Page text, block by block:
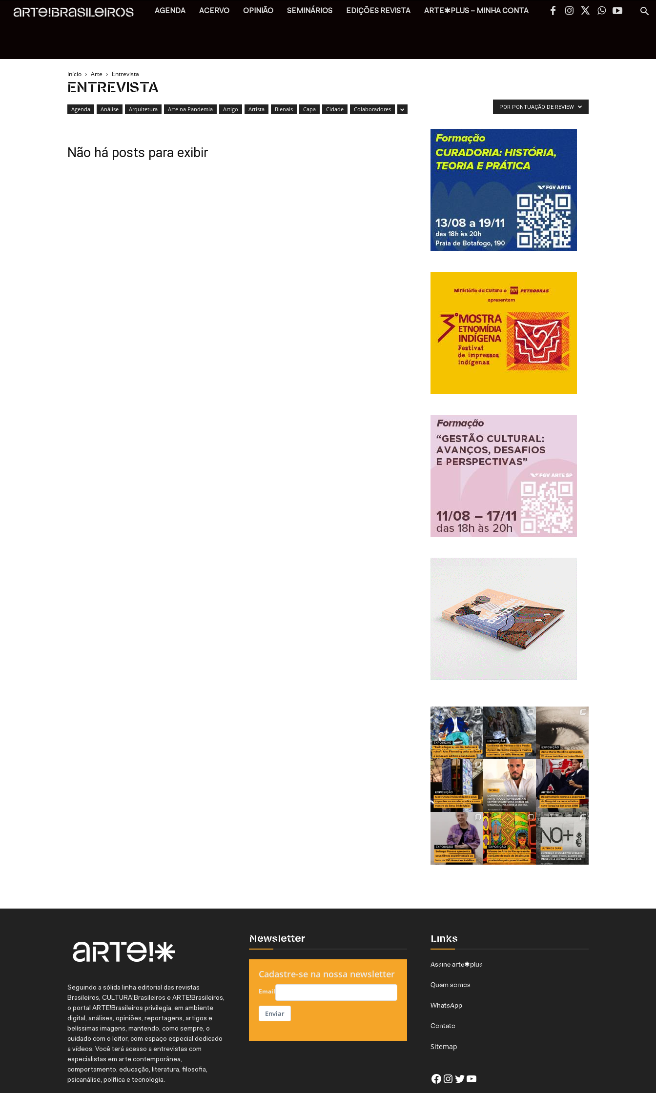
AGENDA ACERVO OPINIÃO SEMINÁRIOS EDIÇÕES REVISTA ARTE✱PLUS – MINHA CONTA
Início Arte Entrevista
ENTREVISTA
Agenda Análise Arquitetura Arte na Pandemia Artigo Artista Bienais Capa Cidade Colaboradores POR PONTUAÇÃO DE REVIEW
Não há posts para exibir
Seguindo a sólida linha editorial das revistas
Brasileiros, CULTURA!Brasileiros e ARTE!Brasileiros,
o portal ARTE!Brasileiros privilegia, em ambiente
digital, análises, opiniões, reportagens, artigos e
belíssimas imagens, mantendo, como sempre, o
cuidado com o leitor, com espaço especial dedicado
a vídeos. Você terá acesso a entrevistas com
especialistas em arte contemporânea,
comportamento, educação, literatura, filosofia,
psicanálise, política e tecnologia.
Newsletter
Cadastre-se na nossa newsletter
Email
Enviar
Links
Assine arte✱plus
Quem somos
WhatsApp
Contato
Sitemap
Facebook
Instagram
Twitter
Youtube